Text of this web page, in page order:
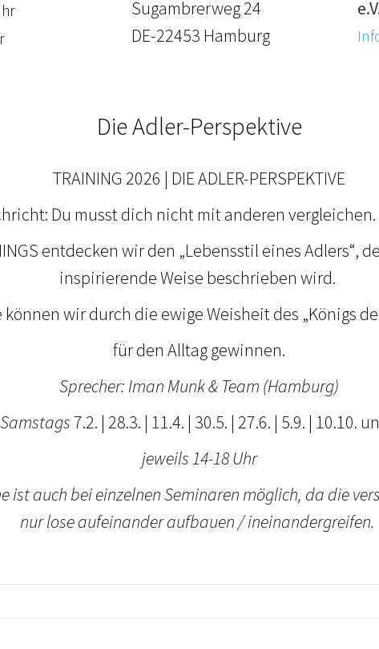
Sugambrerweg 24
DE-22453 Hamburg
Die Adler-Perspektive
TRAINING 2026 | DIE ADLER-PERSPEKTIVE
Du musst dich nicht mit anderen
entdecken wir den „Lebensstil eines Adlers“,
inspirierende Weise beschrieben wird.
wir durch die ewige Weisheit des „Königs
für den Alltag gewinnen.
Sprecher: Iman Munk & Team (Hamburg)
7.2. | 28.3. | 11.4. | 30.5. | 27.6. | 5.9. | 10.10.
jeweils 14-18 Uhr
ist auch bei einzelnen Seminaren möglich, da die
nur lose aufeinander aufbauen / ineinandergreifen.